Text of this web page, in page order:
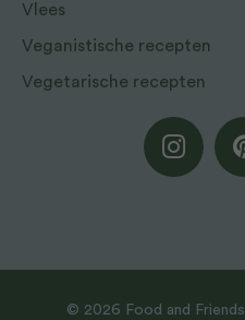
Vlees
Veganistische recepten
Vegetarische recepten
© 2026 Food and Friends